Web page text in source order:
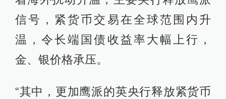
信号，紧货币交易在全球范围内升
温，令长端国债收益率大幅上行，
金、银价格承压。
“其中，更加鹰派的英央行释放紧货币